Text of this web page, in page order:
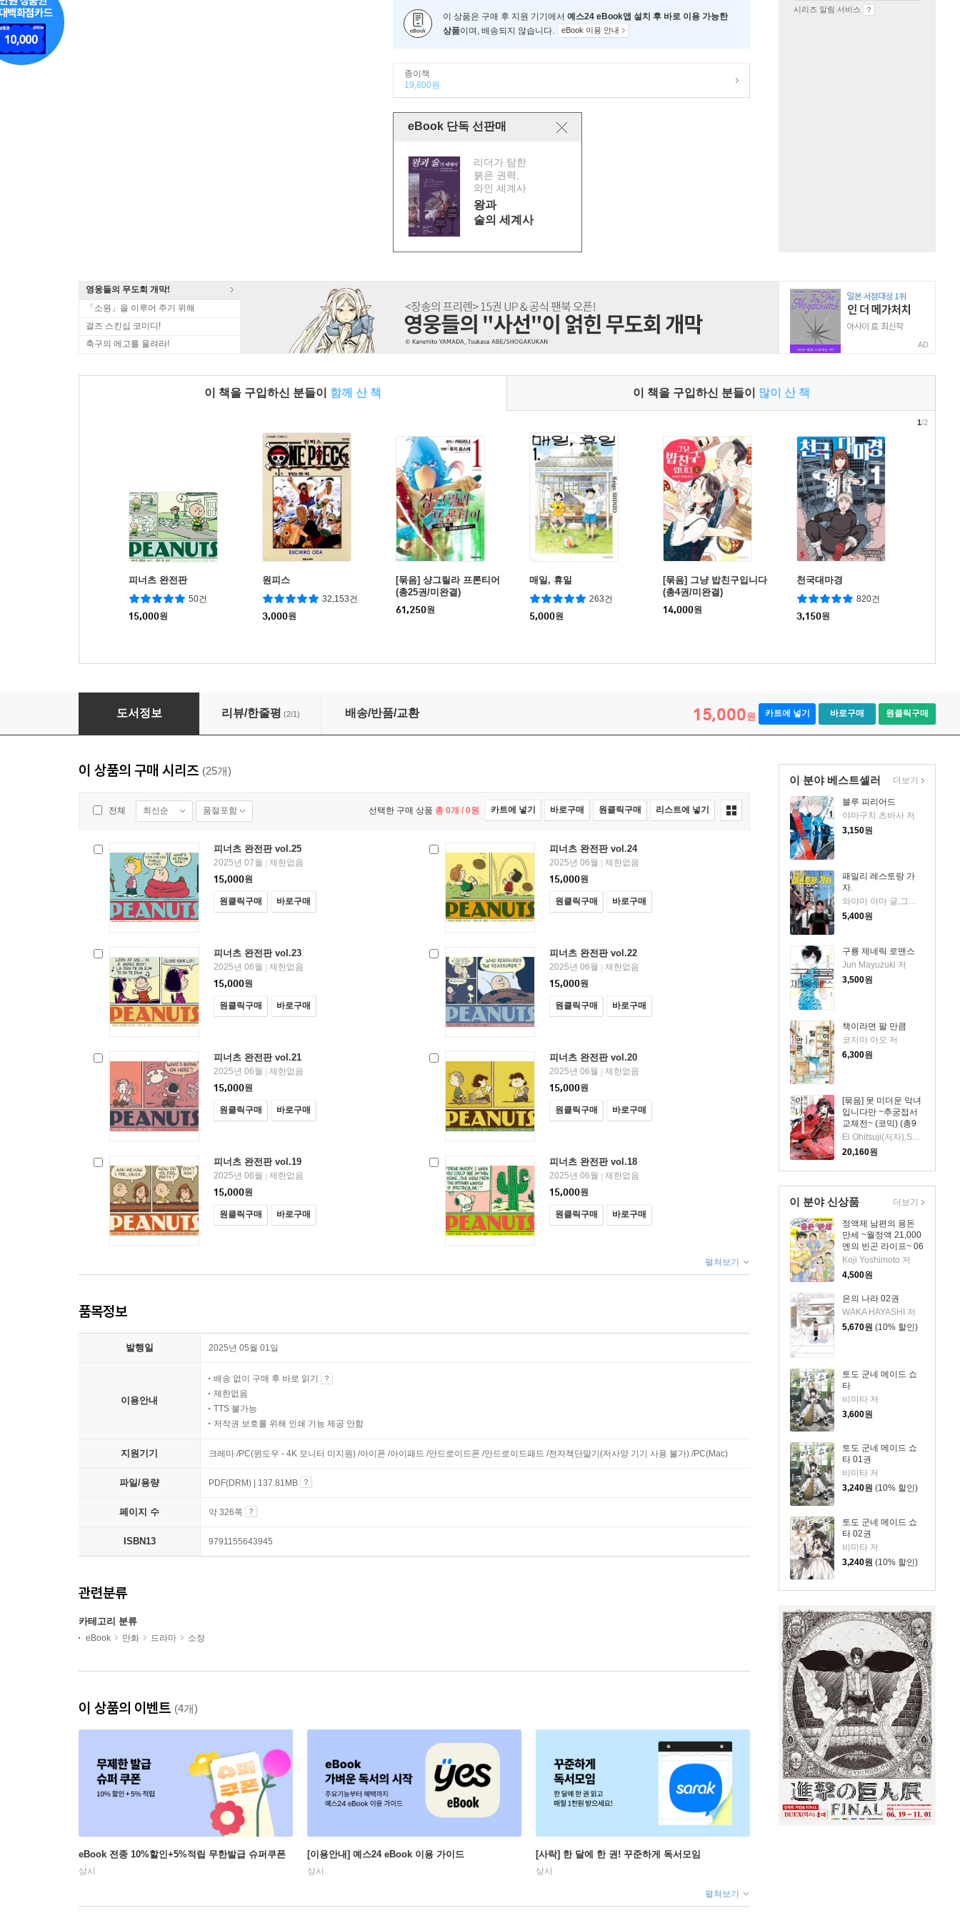
이 상품은 구매 후 지원 기기에서 예스24 eBook앱 설치 후 바로 이용 가능한
상품이며, 배송되지 않습니다. eBook 이용 안내
종이책
19,800원
eBook 단독 선판매
리더가 탐한
붉은 권력,
와인 세계사
왕과
술의 세계사
시리즈 알림 서비스
영웅들의 무도회 개막!
「소원」을 이루어 주기 위해
걸즈 스킨십 코미디!
축구의 에고를 울려라!
AD
이 책을 구입하신 분들이 함께 산 책 이 책을 구입하신 분들이 많이 산 책
피너츠 완전판
50건
15,000원
원피스
32,153건
3,000원
[묶음] 샹그릴라 프론티어
(총25권/미완결)
61,250원
매일, 휴일
263건
5,000원
[묶음] 그냥 밥친구입니다
(총4권/미완결)
14,000원
천국대마경
820건
3,150원
1/2
피너츠 완전판 vol.10
도서정보 리뷰/한줄평 (2/1) 배송/반품/교환 15,000원 카트에 넣기 바로구매 원클릭구매
이 분야 베스트셀러
블루 피리어드
야마구치 츠바사 저
3,150원
패밀리 레스토랑 가
자.
와야마 야마 글,그림/현승희 역
5,400원
구룡 제네릭 로맨스
Jun Mayuzuki 저
3,500원
책이라면 팔 만큼
코지마 아오 저
6,300원
[묶음] 못 미더운 악녀
입니다만 ~추궁접서
교체전~ (코믹) (총9
권/미완결)
Ei Ohitsuji(저자),Satsuki Nakamura(원작),Kana Yuki(캐릭터 원안) 저
20,160원
더보기
이 분야 신상품
정액제 남편의 용돈
만세 ~월정액 21,000
엔의 빈곤 라이프~ 06
권
Koji Yoshimoto 저
4,500원
은의 나라 02권
WAKA HAYASHI 저
5,670원 (10% 할인)
토도 군네 메이드 쇼
타
비미타 저
3,600원
토도 군네 메이드 쇼
타 01권
비미타 저
3,240원 (10% 할인)
토도 군네 메이드 쇼
타 02권
비미타 저
3,240원 (10% 할인)
더보기
이 상품의 구매 시리즈 (25개)
전체 최신순 품절포함 선택한 구매 상품 총 0개 / 0원 카트에 넣기 바로구매 원클릭구매 리스트에 넣기
피너츠 완전판 vol.25
2025년 07월
제한없음
15,000원
원클릭구매 바로구매
피너츠 완전판 vol.24
2025년 06월
제한없음
15,000원
원클릭구매 바로구매
피너츠 완전판 vol.23
2025년 06월
제한없음
15,000원
원클릭구매 바로구매
피너츠 완전판 vol.22
2025년 06월
제한없음
15,000원
원클릭구매 바로구매
피너츠 완전판 vol.21
2025년 06월
제한없음
15,000원
원클릭구매 바로구매
피너츠 완전판 vol.20
2025년 06월
제한없음
15,000원
원클릭구매 바로구매
피너츠 완전판 vol.19
2025년 06월
제한없음
15,000원
원클릭구매 바로구매
피너츠 완전판 vol.18
2025년 06월
제한없음
15,000원
원클릭구매 바로구매
펼쳐보기
품목정보
발행일 2025년 05월 01일
이용안내
배송 없이 구매 후 바로 읽기
제한없음
TTS 불가능
저작권 보호를 위해 인쇄 기능 제공 안함
지원기기 크레마 /PC(윈도우 - 4K 모니터 미지원) /아이폰 /아이패드 /안드로이드폰 /안드로이드패드 /전자책단말기(저사양 기기 사용 불가) /PC(Mac)
파일/용량 PDF(DRM) | 137.81MB
페이지 수 약 326쪽
ISBN13 9791155643945
관련분류
카테고리 분류
eBook 만화 드라마 소장
이 상품의 이벤트 (4개)
eBook 전종 10%할인+5%적립 무한발급 슈퍼쿠폰
상시
[이용안내] 예스24 eBook 이용 가이드
상시
[사락] 한 달에 한 권! 꾸준하게 독서모임
상시
펼쳐보기